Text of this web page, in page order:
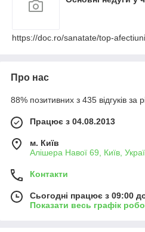
https://doc.ro/sanatate/top-
Про нас
88% позитивних з 435 відгуків за
Працює з 04.08.2013
м. Київ
Алішера Навої 69, Київ,
Контакти
Сьогодні працює з 09:00
Показати весь графік